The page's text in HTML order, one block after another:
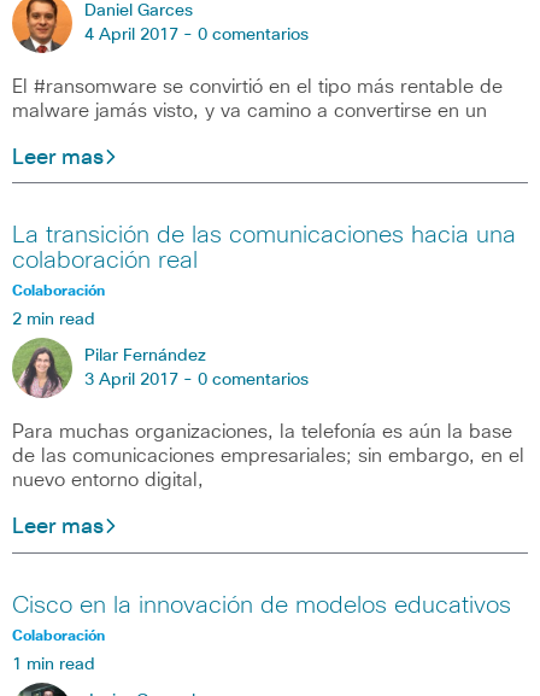
Daniel Garces
4 April 2017 - 0 comentarios
El #ransomware se convirtió en el tipo más rentable de
malware jamás visto, y va camino a convertirse en un
Leer mas
La transición de las comunicaciones hacia una
colaboración real
Colaboración
2 min read
Pilar Fernández
3 April 2017 - 0 comentarios
Para muchas organizaciones, la telefonía es aún la base
de las comunicaciones empresariales; sin embargo, en el
nuevo entorno digital,
Leer mas
Cisco en la innovación de modelos educativos
Colaboración
1 min read